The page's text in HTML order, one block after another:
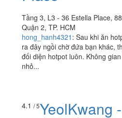
Tầng 3, L3 - 36 Estella Place,
Quận 2, TP. HCM
hong_hanh4321 : Sau khi ăn
ra đây ngồi chờ đứa bạn khác,
đối diện hotpot luôn. Không
nhỏ...